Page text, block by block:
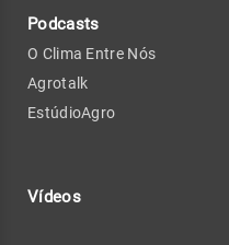
Podcasts
O Clima Entre Nós
Agrotalk
EstúdioAgro
Vídeos